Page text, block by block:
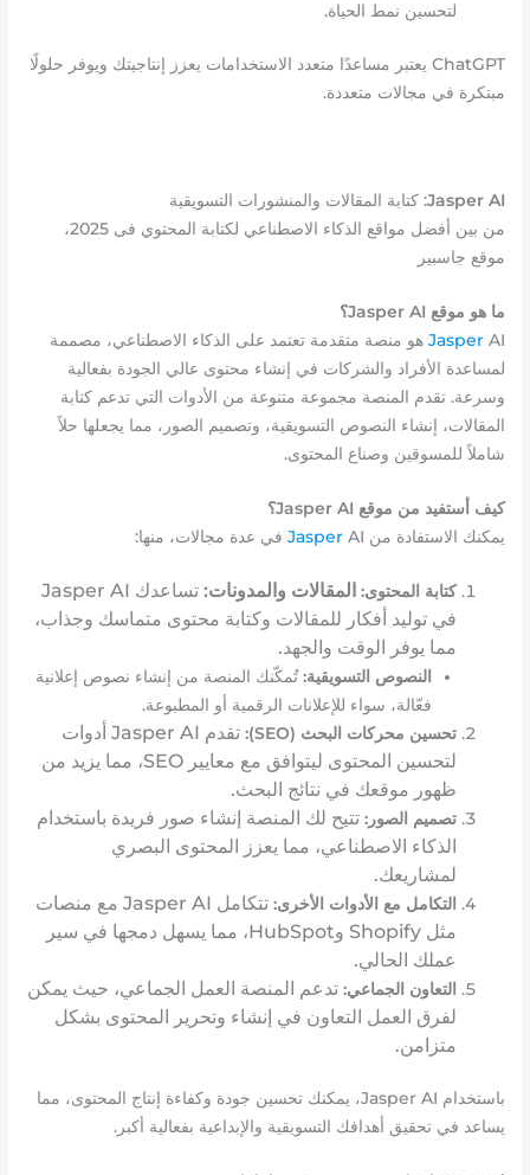
لتحسين نمط الحياة.
ChatGPT يعتبر مساعدًا متعدد الاستخدامات يعزز إنتاجيتك ويوفر حلولًا
مبتكرة في مجالات متعددة.
Jasper AI: كتابة المقالات والمنشورات التسويقية
من بين أفضل مواقع الذكاء الاصطناعي لكتابة المحتوي فى 2025،
موقع جاسبير
ما هو موقع Jasper AI؟
Jasper AI هو منصة متقدمة تعتمد على الذكاء الاصطناعي، مصممة
لمساعدة الأفراد والشركات في إنشاء محتوى عالي الجودة بفعالية
وسرعة. تقدم المنصة مجموعة متنوعة من الأدوات التي تدعم كتابة
المقالات، إنشاء النصوص التسويقية، وتصميم الصور، مما يجعلها حلاً
شاملاً للمسوقين وصناع المحتوى.
كيف أستفيد من موقع Jasper AI؟
يمكنك الاستفادة من
JasperAI في عدة مجالات، منها:
كتابة المحتوى: المقالات والمدونات:
تساعدك Jasper AI
في توليد أفكار للمقالات وكتابة محتوى متماسك وجذاب،
مما يوفر الوقت والجهد.
النصوص التسويقية:تُمكّنك المنصة من إنشاء نصوص إعلانية
فعّالة، سواء للإعلانات الرقمية أو المطبوعة.
تحسين محركات البحث (SEO):
تقدم Jasper AI أدوات
لتحسين المحتوى ليتوافق مع معايير SEO، مما يزيد من
ظهور موقعك في نتائج البحث.
تصميم الصور:تتيح لك المنصة إنشاء صور فريدة باستخدام
الذكاء الاصطناعي، مما يعزز المحتوى البصري
لمشاريعك.
التكامل مع الأدوات الأخرى:
تتكامل Jasper AI مع منصات
مثل Shopify وHubSpot، مما يسهل دمجها في سير
عملك الحالي.
التعاون الجماعي:تدعم المنصة العمل الجماعي، حيث يمكن
لفرق العمل التعاون في إنشاء وتحرير المحتوى بشكل
متزامن.
باستخدام Jasper AI، يمكنك تحسين جودة وكفاءة إنتاج المحتوى، مما
يساعد في تحقيق أهدافك التسويقية والإبداعية بفعالية أكبر.